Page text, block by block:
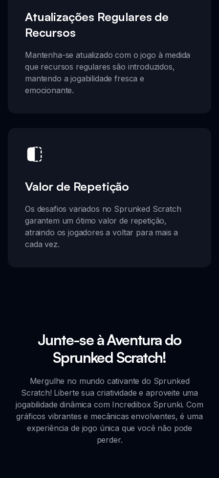
Atualizações Regulares de
Recursos
Mantenha-se atualizado com o jogo à medida
que recursos regulares são introduzidos,
mantendo a jogabilidade fresca e
emocionante.
Valor de Repetição
Os desafios variados no Sprunked Scratch
garantem um ótimo valor de repetição,
atraindo os jogadores a voltar para mais a
cada vez.
Junte-se à Aventura do
Sprunked Scratch!
Mergulhe no mundo cativante do Sprunked
Scratch! Liberte sua criatividade e aproveite uma
jogabilidade dinâmica com Incredibox Sprunki. Com
gráficos vibrantes e mecânicas envolventes, é uma
experiência de jogo única que você não pode
perder.